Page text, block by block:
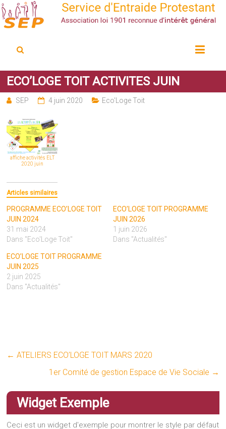
SEP
ECO’LOGE TOIT ACTIVITES JUIN
SEP 4 juin 2020 Eco'Loge Toit
affiche activités ELT
2020 juin
Articles similaires
PROGRAMME ECO’LOGE TOIT
JUIN 2024
31 mai 2024
Dans "Eco'Loge Toit"
ECO’LOGE TOIT PROGRAMME
JUIN 2026
1 juin 2026
Dans "Actualités"
ECO’LOGE TOIT PROGRAMME
JUIN 2025
2 juin 2025
Dans "Actualités"
← ATELIERS ECO’LOGE TOIT MARS 2020
1er Comité de gestion Espace de Vie Sociale →
Widget Exemple
Ceci est un widget d'exemple pour montrer le style par défaut